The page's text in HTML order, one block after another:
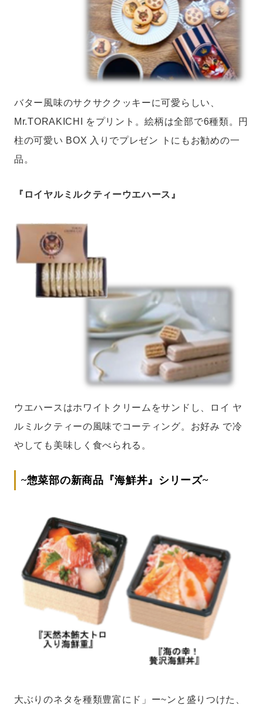
バター風味のサクサククッキーに可愛らしい、
Mr.TORAKICHI をプリント。絵柄は全部で6種類。円
柱の可愛い BOX 入りでプレゼン トにもお勧めの一
品。
『ロイヤルミルクティーウエハース』
ウエハースはホワイトクリームをサンドし、ロイ ヤ
ルミルクティーの風味でコーティング。お好み で冷
やしても美味しく食べられる。
~惣菜部の新商品『海鮮丼』シリーズ~
大ぶりのネタを種類豊富にド」ー~ンと盛りつけた、